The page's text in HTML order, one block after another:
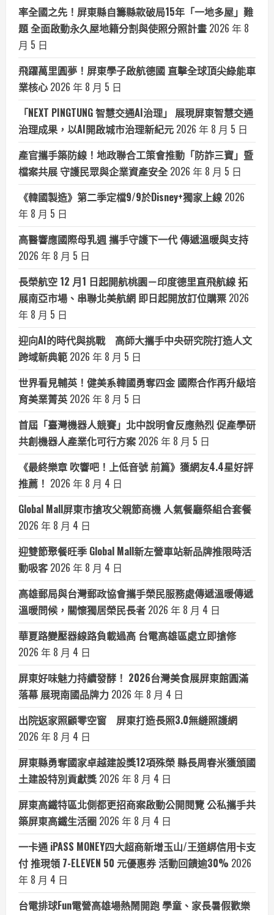
率全國之先！屏東縣自籌縣款破局15年「一地多屋」難
題 全面啟動永久屋地籍分割與使照分照計畫 2026 年 8
月 5 日
飛躍萬里圓夢！屏東學子啟航德國 直擊全球頂尖綠能車
業核心 2026 年 8 月 5 日
「NEXT PINGTUNG 智慧交通AI治理」 展現屏東智慧交通
治理成果，以AI開啟城市治理新紀元 2026 年 8 月 5 日
產官攜手築防線！地政聯合工策會推動「防詐三寶」暨
檔案共展 守護民眾與企業資產安全 2026 年 8 月 5 日
《韓國製造》第二季定檔9/9於Disney+獨家上線 2026
年 8 月 5 日
高醫響應國際母乳週 攜手守護下一代 傳遞溫暖與支持
2026 年 8 月 5 日
長榮航空 12 月1 日起開航桃園－印度德里直飛航線 拓
展南亞市場、串聯北美航網 即日起開放訂位購票 2026
年 8 月 5 日
迎向AI的時代與挑戰 高師大攜手中央研究院打造人文
跨域新典範 2026 年 8 月 5 日
世界看見輔英！健美系韓國勇奪四金 國際合作再升級培
育美業菁英 2026 年 8 月 5 日
首屆「臺灣機器人競賽」北中說明會反應熱烈 促產學研
共創機器人產業化可行方案 2026 年 8 月 5 日
《最終樂章 吹響吧！上低音號 前篇》獲網友4.4星好評
推薦！ 2026 年 8 月 4 日
Global Mall屏東市搶攻父親節商機 人氣餐廳祭組合套餐
2026 年 8 月 4 日
迎雙節聚餐旺季 Global Mall新左營車站新品牌推限時活
動吸客 2026 年 8 月 4 日
高雄郵局與台灣郵政協會攜手榮民服務處傳遞溫暖傳遞
溫暖問候，關懷獨居榮民長者 2026 年 8 月 4 日
華夏路變壓器線路負載過高 台電高雄區處立即搶修
2026 年 8 月 4 日
屏東好味魅力持續發酵！ 2026台灣美食展屏東館圓滿
落幕 展現南國品牌力 2026 年 8 月 4 日
出院返家照顧零空窗 屏東打造長照3.0無縫照護網
2026 年 8 月 4 日
屏東縣勇奪國家卓越建設獎12項殊榮 縣長周春米獲頒國
土建設特別貢獻獎 2026 年 8 月 4 日
屏東高鐵特區北側都更招商案啟動公開閱覽 公私攜手共
築屏東高鐵生活圈 2026 年 8 月 4 日
一卡通 iPASS MONEY四大超商新增玉山/王道綁信用卡支
付 推現領 7-ELEVEN 50 元優惠券 活動回饋逾30% 2026
年 8 月 4 日
台電排球Fun電營高雄場熱鬧開跑 學童、家長暑假歡樂